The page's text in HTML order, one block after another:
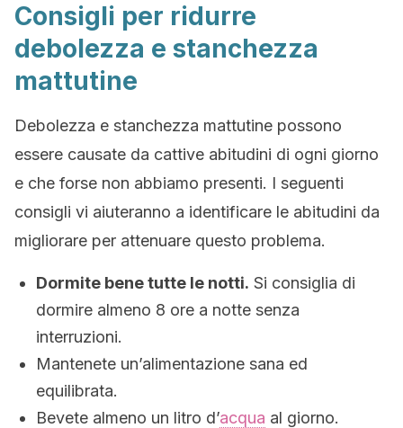
Consigli per ridurre
debolezza e stanchezza
mattutine
Debolezza e stanchezza mattutine possono
essere causate da cattive abitudini di ogni giorno
e che forse non abbiamo presenti. I seguenti
consigli vi aiuteranno a identificare le abitudini da
migliorare per attenuare questo problema.
Dormite bene tutte le notti. Si consiglia di
dormire almeno 8 ore a notte senza
interruzioni.
Mantenete un’alimentazione sana ed
equilibrata.
Bevete almeno un litro d’acqua al giorno.